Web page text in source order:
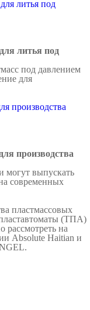
литья под
под давлением
для
производства
могут выпускать
современных
пластмассовых
(ТПА)
рассмотреть на
Absolute Haitian и